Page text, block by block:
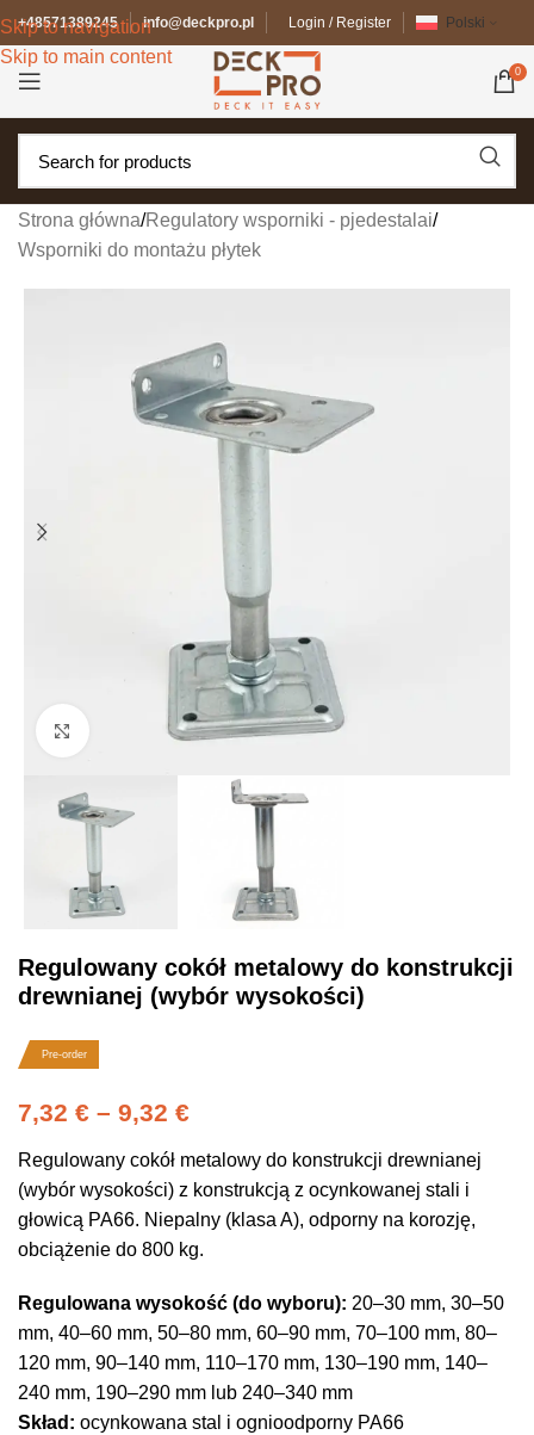
Skip to navigation
Skip to main content
+48571389245 info@deckpro.pl Login / Register Polski
0
Strona główna/Regulatory wsporniki - pjedestalai/
Wsporniki do montażu płytek
Click to enlarge
Regulowany cokół metalowy do konstrukcji
drewnianej (wybór wysokości)
Pre-order
7,32 € – 9,32 €
Regulowany cokół metalowy do konstrukcji drewnianej
(wybór wysokości) z konstrukcją z ocynkowanej stali i
głowicą PA66. Niepalny (klasa A), odporny na korozję,
obciążenie do 800 kg.
Regulowana wysokość (do wyboru): 20–30 mm, 30–50
mm, 40–60 mm, 50–80 mm, 60–90 mm, 70–100 mm, 80–
120 mm, 90–140 mm, 110–170 mm, 130–190 mm, 140–
240 mm, 190–290 mm lub 240–340 mm
Skład: ocynkowana stal i ognioodporny PA66